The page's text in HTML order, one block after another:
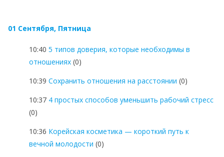
01 Сентября, Пятница
10:40 5 типов доверия, которые необходимы в
отношениях (0)
10:39 Сохранить отношения на расстоянии (0)
10:37 4 простых способов уменьшить рабочий стресс
(0)
10:36 Корейская косметика — короткий путь к
вечной молодости (0)